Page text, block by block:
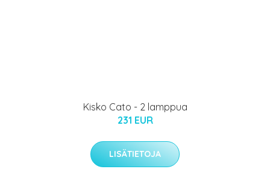
Kisko Cato - 2 lamppua
231 EUR
LISÄTIETOJA